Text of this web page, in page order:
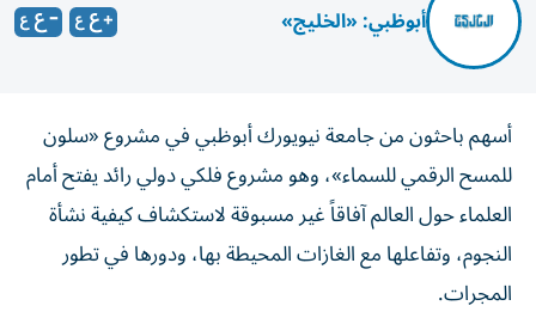
أبوظبي: «الخليج»
أسهم باحثون من جامعة نيويورك أبوظبي في مشروع «سلون
للمسح الرقمي للسماء»، وهو مشروع فلكي دولي رائد يفتح أمام
العلماء حول العالم آفاقاً غير مسبوقة لاستكشاف كيفية نشأة
النجوم، وتفاعلها مع الغازات المحيطة بها، ودورها في تطور
المجرات.